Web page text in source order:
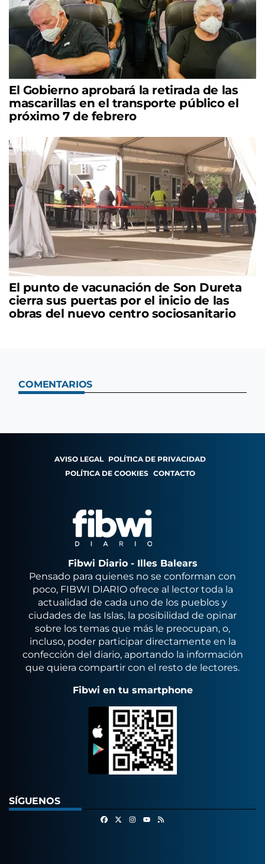
El Gobierno aprobará la retirada de las
mascarillas en el transporte público el
próximo 7 de febrero
El punto de vacunación de Son Dureta
cierra sus puertas por el inicio de las
obras del nuevo centro sociosanitario
COMENTARIOS
AVISO LEGAL POLÍTICA DE PRIVACIDAD
POLÍTICA DE COOKIES CONTACTO
Fibwi Diario - Illes Balears
Pensado para quienes no se conforman con
poco, FIBWI DIARIO ofrece al lector toda la
actualidad de cada uno de los pueblos y
ciudades de las Islas, la posibilidad de opinar
sobre los temas que más le preocupan, o,
incluso, poder participar directamente en la
confección del diario, aportando la información
que quiera compartir con el resto de lectores.
Fibwi en tu smartphone
SÍGUENOS
FacebookInstagram